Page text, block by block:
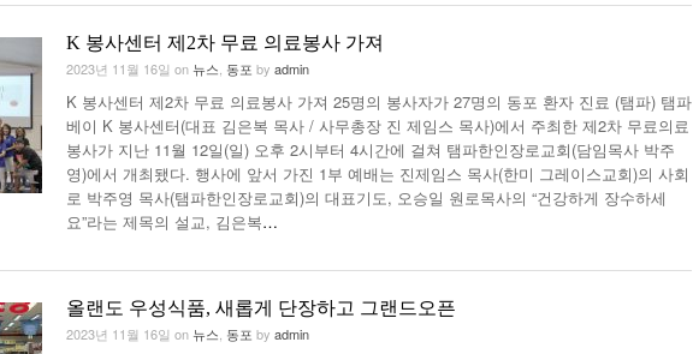
K 봉사센터 제2차 무료 의료봉사 가져
2023년 11월 16일 on뉴스 동포 by admin
K 봉사센터 제2차 무료 의료봉사 가져 25명의 봉사자가 27명의 동포 환자 진료 (탬파) 탬파
베이 K 봉사센터(대표 김은복 목사 / 사무총장 진 제임스 목사)에서 주최한 제2차 무료의료
봉사가 지난 11월 12일(일) 오후 2시부터 4시간에 걸쳐 탬파한인장로교회(담임목사 박주
영)에서 개최됐다. 행사에 앞서 가진 1부 예배는 진제임스 목사(한미 그레이스교회)의 사회
로 박주영 목사(탬파한인장로교회)의 대표기도, 오승일 원로목사의 “건강하게 장수하세
요”라는 제목의 설교, 김은복…
올랜도 우성식품, 새롭게 단장하고 그랜드오픈
2023년 11월 16일 on뉴스 동포 by admin